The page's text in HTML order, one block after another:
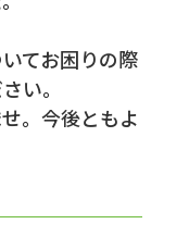
てお困りの際
い。
。今後ともよ